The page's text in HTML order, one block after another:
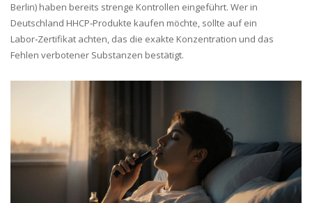
Berlin) haben bereits strenge Kontrollen eingeführt. Wer in
Deutschland HHCP‑Produkte kaufen möchte, sollte auf ein
Labor‑Zertifikat achten, das die exakte Konzentration und das
Fehlen verbotener Substanzen bestätigt.